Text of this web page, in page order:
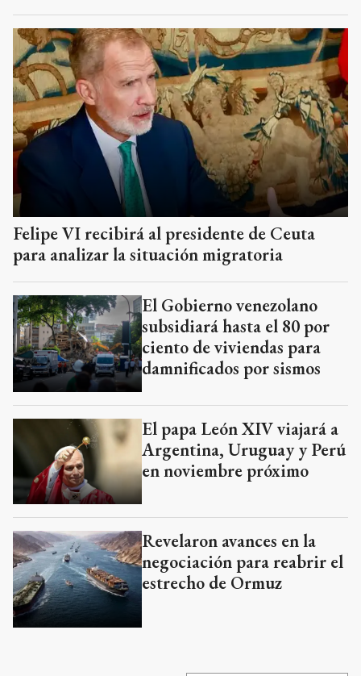
Felipe VI recibirá al presidente de Ceuta
para analizar la situación migratoria
El Gobierno venezolano
subsidiará hasta el 80 por
ciento de viviendas para
damnificados por sismos
El papa León XIV viajará a
Argentina, Uruguay y Perú
en noviembre próximo
Revelaron avances en la
negociación para reabrir el
estrecho de Ormuz